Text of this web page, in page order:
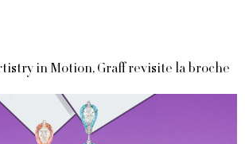
in Motion, Graff revisite la broche